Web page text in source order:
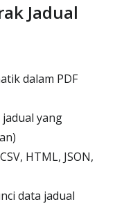
Jadual
dalam PDF
yang
HTML, JSON,
data jadual